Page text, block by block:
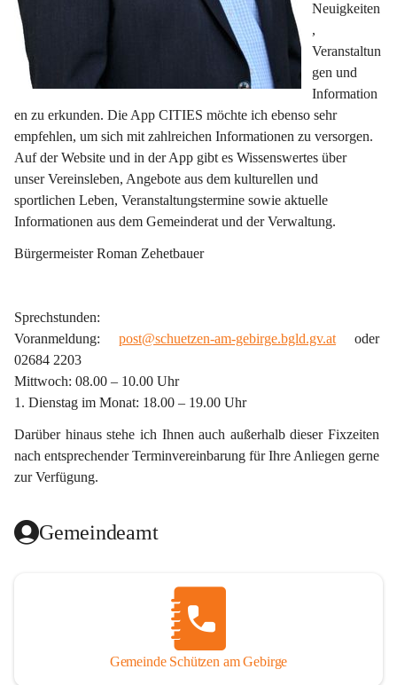
Neuigkeiten
,
Veranstaltun
gen und
Information
en zu erkunden. Die App CITIES möchte ich ebenso sehr
empfehlen, um sich mit zahlreichen Informationen zu versorgen.
Auf der Website und in der App gibt es Wissenswertes über
unser Vereinsleben, Angebote aus dem kulturellen und
sportlichen Leben, Veranstaltungstermine sowie aktuelle
Informationen aus dem Gemeinderat und der Verwaltung.
Bürgermeister Roman Zehetbauer
Sprechstunden:
Voranmeldung: post@schuetzen-am-gebirge.bgld.gv.at oder
02684 2203
Mittwoch: 08.00 – 10.00 Uhr
1. Dienstag im Monat: 18.00 – 19.00 Uhr
Darüber hinaus stehe ich Ihnen auch außerhalb dieser Fixzeiten
nach entsprechender Terminvereinbarung für Ihre Anliegen gerne
zur Verfügung.
Gemeindeamt
Gemeinde Schützen am Gebirge